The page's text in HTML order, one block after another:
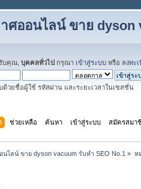
ศออนไลน์ ขาย dyson
บคุณ,บุคคลทั่วไป กรุณา เข้าสู่ระบบ หรือ ลงทะ
ด้วยชื่อผู้ใช้ รหัสผ่าน และระยะเวลาในเซสชั่น
ช่วยเหลือ ค้นหา เข้าสู่ระบบ สมัครสมา
นไลน์ ขาย dyson vacuum รับทำ SEO No.1 » ห